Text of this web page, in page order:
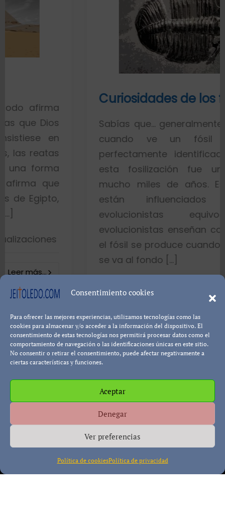
Consentimiento cookies
Para ofrecer las mejores experiencias, utilizamos tecnologías como las
cookies para almacenar y/o acceder a la información del dispositivo. El
consentimiento de estas tecnologías nos permitirá procesar datos como el
comportamiento de navegación o las identificaciones únicas en este sitio.
No consentir o retirar el consentimiento, puede afectar negativamente a
ciertas características y funciones.
Aceptar
Denegar
Ver preferencias
Política de cookiesPolítica de privacidad
Curiosidades de los fósiles
Sabías que… generalmente toda la
cuando ve un fósil de un
perfectamente identificado
esta fosilización fue un
mucho miles de años. Esto es
están influenciados por
evolucionistas equivocadas.
evolucionistas enseñan con
el fósil se produce cuando el pez
se va al fondo […]
Pablo Blanco Leer
Responsabilidad
Copyright © All rights reserved|Paper News